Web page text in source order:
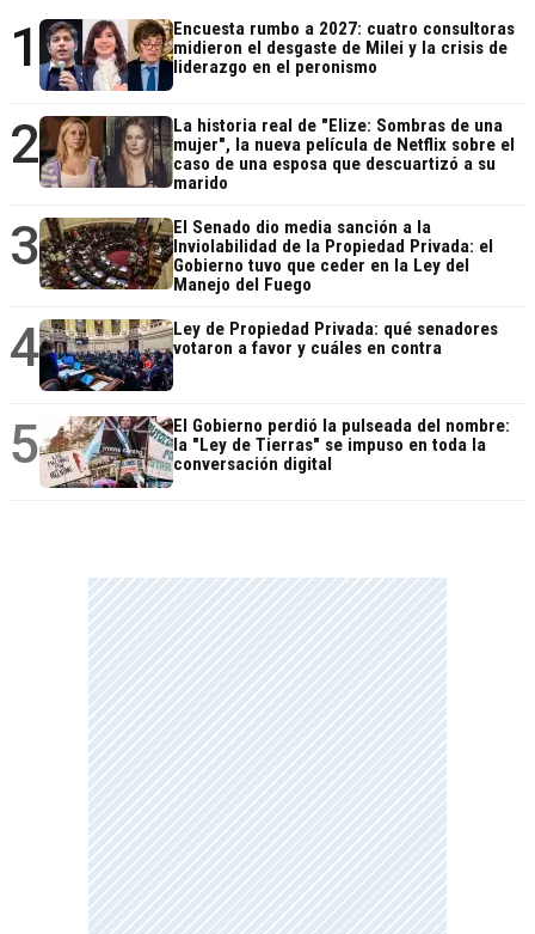
1
Encuesta rumbo a 2027: cuatro consultoras
midieron el desgaste de Milei y la crisis de
liderazgo en el peronismo
2
La historia real de "Elize: Sombras de una
mujer", la nueva película de Netflix sobre el
caso de una esposa que descuartizó a su
marido
3
El Senado dio media sanción a la
Inviolabilidad de la Propiedad Privada: el
Gobierno tuvo que ceder en la Ley del
Manejo del Fuego
4
Ley de Propiedad Privada: qué senadores
votaron a favor y cuáles en contra
5
El Gobierno perdió la pulseada del nombre:
la "Ley de Tierras" se impuso en toda la
conversación digital